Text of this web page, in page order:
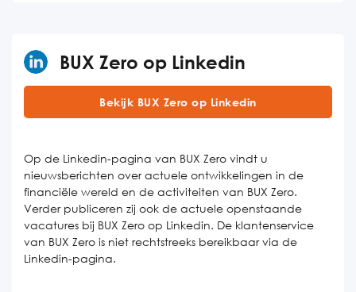
BUX Zero op Linkedin
Bekijk BUX Zero op Linkedin
Op de Linkedin-pagina van BUX Zero vindt u
nieuwsberichten over actuele ontwikkelingen in de
financiële wereld en de activiteiten van BUX Zero.
Verder publiceren zij ook de actuele openstaande
vacatures bij BUX Zero op Linkedin. De klantenservice
van BUX Zero is niet rechtstreeks bereikbaar via de
Linkedin-pagina.